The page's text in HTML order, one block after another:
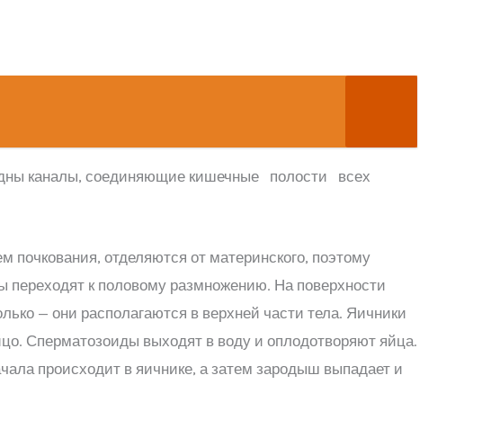
каналы, соединяющие кишечные полости всех
почкования, отделяются от материнского, поэтому
переходят к половому размножению. На поверхности
— они располагаются в верхней части тела. Яичники
Сперматозоиды выходят в воду и оплодотворяют яйца.
происходит в яичнике, а затем зародыш выпадает и